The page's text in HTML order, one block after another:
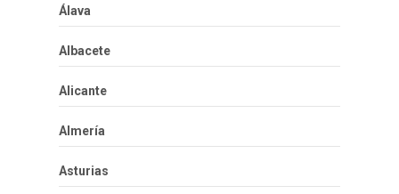
Álava
Albacete
Alicante
Almería
Asturias